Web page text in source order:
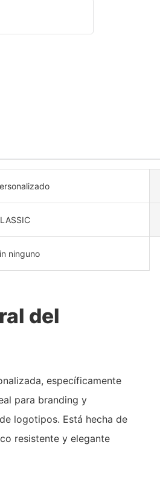
ninguno
del
específicamente
para branding y
logotipos. Está hecha de
resistente y elegante